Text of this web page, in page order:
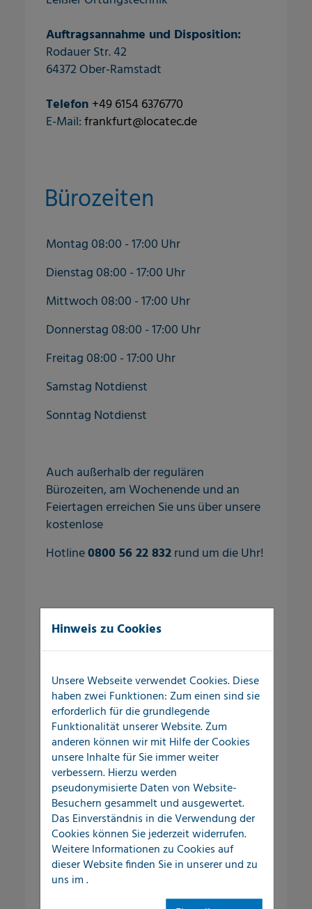
Auftragsannahme und Disposition:
​​Rodauer Str. 42
64372 Ober-Ramstadt
Telefon +49 ​​​​6154 637677​0
E-Mail:frankfurt@locatec.de
Bürozeiten
Montag 08:00 - 17:00 Uhr
Dienstag 08:00 - 17:00 Uhr
Mittwoch 08:00 - 17:00 Uhr
Donnerstag 08:00 - 17:00 Uhr
Freitag 08:00 - 17:00 Uhr
Samstag Notdienst
Sonntag Notdienst
Auch außerhalb der regulären
Bürozeiten, am Wochenende und an
Feiertagen erreichen Sie uns über unsere
kostenlose
Hotline0800 56 22 832rund um die Uhr!
Dienstleistungen
SchadenERSTservice
Leckortung in Gebäuden
Leckortung im Außenbereich
Leckortung an Flachdächern
Schadenaufnahme
Rohrnetzüberprüfung
Hinweis zu Cookies
Unsere Webseite verwendet Cookies. Diese
haben zwei Funktionen: Zum einen sind sie
erforderlich für die grundlegende
Funktionalität unserer Website. Zum
anderen können wir mit Hilfe der Cookies
unsere Inhalte für Sie immer weiter
verbessern. Hierzu werden
pseudonymisierte Daten von Website-
Besuchern gesammelt und ausgewertet.
Das Einverständnis in die Verwendung der
Cookies können Sie jederzeit widerrufen.
Weitere Informationen zu Cookies auf
dieser Website finden Sie in unsererund zu
uns im.